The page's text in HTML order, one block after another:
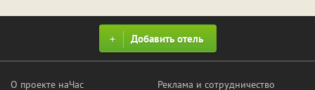
Добавить отель
О проекте наЧас Реклама и сотрудничество